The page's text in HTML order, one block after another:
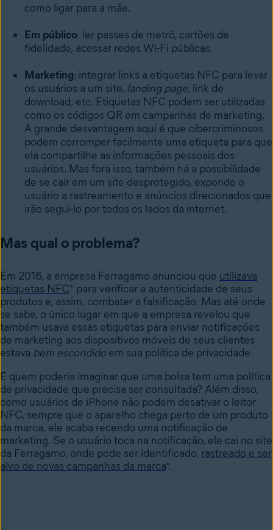
como ligar para a mãe.
Em público: ler passes de metrô, cartões de
fidelidade, acessar redes Wi-Fi públicas.
Marketing: integrar links a etiquetas NFC para levar
os usuários a um site, landing page, link de
download, etc. Etiquetas NFC podem ser utilizadas
como os códigos QR em campanhas de marketing.
A grande desvantagem aqui é que cibercriminosos
podem corromper facilmente uma etiqueta para que
ela compartilhe as informações pessoais dos
usuários. Mas fora isso, também há a possibilidade
de se cair em um site desprotegido, expondo o
usuário a rastreamento e anúncios direcionados que
irão segui-lo por todos os lados da internet.
Mas qual o problema?
Em 2016, a empresa Ferragamo anunciou que utilizava
etiquetas NFC* para verificar a autenticidade de seus
produtos e, assim, combater a falsificação. Mas até onde
se sabe, o único lugar em que a empresa revelou que
também usava essas etiquetas para enviar notificações
de marketing aos dispositivos móveis de seus clientes
estava bem escondido em sua política de privacidade.
E quem poderia imaginar que uma bolsa tem uma política
de privacidade que precisa ser consultada? Além disso,
como usuários de iPhone não podem desativar o leitor
NFC, sempre que o aparelho chega perto de um produto
da marca, ele acaba recendo uma notificação de
marketing. Se o usuário toca na notificação, ele cai no site
da Ferragamo, onde pode ser identificado, rastreado e ser
alvo de novas campanhas da marca*.